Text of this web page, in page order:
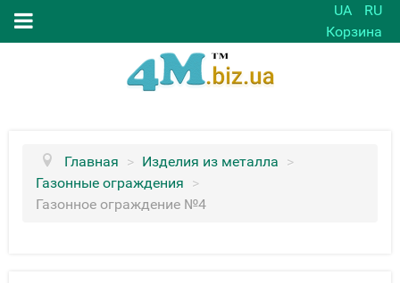
UA
RU
Корзина
Главная > Изделия из металла >
Газонные ограждения >
Газонное ограждение №4